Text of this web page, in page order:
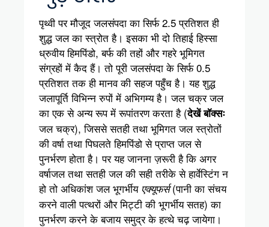
पृथ्वी पर मौजूद जलसंपदा का सिर्फ 2.5 प्रतिशत ही
शुद्ध जल का स्त्रोत है। इसका भी दो तिहाई हिस्सा
ध्रुवीय हिमपिंडो, बर्फ की तहों और गहरे भूमिगत
संग्रहों में कैद हैं। तो पूरी जलसंपदा के सिर्फ 0.5
प्रतिशत तक ही मानव की सहज पहुँच है। यह शुद्ध
जलापूर्ति विभिन्न रुपों में अभिगम्य है। जल चक्र जल
का एक से अन्य रूप में रूपांतरण करता है (देखें बॉक्सः
जल चक्र), जिससे सतही तथा भूमिगत जल स्त्रोतों
की वर्षा तथा पिघलते हिमपिंडो से प्राप्त जल से
पुनर्भरण होता है। पर यह जानना ज़रूरी है कि अगर
वर्षाजल तथा सतही जल की सही तरीके से हार्वेस्टिंग न
हो तो अधिकांश जल भूगर्भीय एक्यूफर्स(पानी का संचय
करने वाली पत्थरों और मिट्टी की भूगर्भीय सतह) का
पुनर्भरण करने के बजाय समुद्र के हत्थे चढ़ जायेगा।